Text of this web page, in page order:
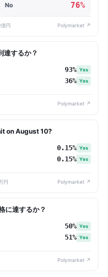
No 76%
円 Polymarket ↗
達するか？
93% Yes
36% Yes
Polymarket ↗
on August 10?
0.15% Yes
0.15% Yes
円 Polymarket ↗
に達するか？
50% Yes
51% Yes
Polymarket ↗